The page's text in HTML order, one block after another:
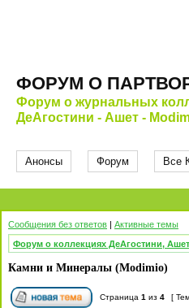
ФОРУМ О
Форум о журнальных
ДеАгостини - Ашет -
Анонсы Форум Все
Сообщения без ответов | Активные темы
Форум о коллекциях ДеАгостини,
Камни и Минералы (Modimio)
Страница 1 из 4 [